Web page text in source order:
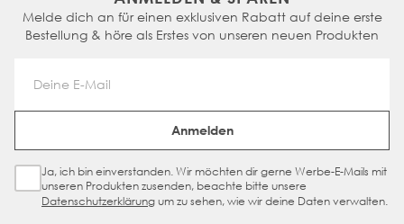
Melde dich an für einen exklusiven Rabatt auf deine erste
Bestellung & höre als Erstes von unseren neuen Produkten
Email Address
Anmelden
Sign Up Checkbox
Ja, ich bin einverstanden. Wir möchten dir gerne Werbe-E-Mails mit
unseren Produkten zusenden, beachte bitte unsere
Datenschutzerklärungum zu sehen, wie wir deine Daten verwalten.